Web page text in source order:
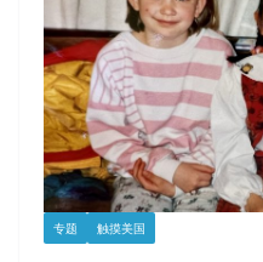
专题 触摸美国